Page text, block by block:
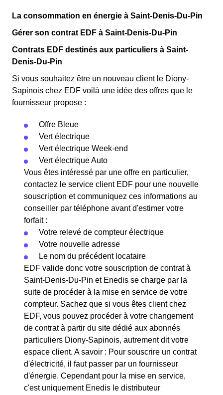
La consommation en énergie à Saint-Denis-Du-Pin
Gérer son contrat EDF à Saint-Denis-Du-Pin
Contrats EDF destinés aux particuliers à Saint-
Denis-Du-Pin
Si vous souhaitez être un nouveau client le Diony-
Sapinois chez EDF voilà une idée des offres que le
fournisseur propose :
Offre Bleue
Vert électrique
Vert électrique Week-end
Vert électrique Auto
Vous êtes intéressé par une offre en particulier,
contactez le service client EDF pour une nouvelle
souscription et communiquez ces informations au
conseiller par téléphone avant d'estimer votre
forfait :
Votre relevé de compteur électrique
Votre nouvelle adresse
Le nom du précédent locataire
EDF valide donc votre souscription de contrat à
Saint-Denis-Du-Pin et Enedis se charge par la
suite de procéder à la mise en service de votre
compteur. Sachez que si vous êtes client chez
EDF, vous pouvez procéder à votre changement
de contrat à partir du site dédié aux abonnés
particuliers Diony-Sapinois, autrement dit votre
espace client. A savoir : Pour souscrire un contrat
d'électricité, il faut passer par un fournisseur
d'énergie. Cependant pour la mise en service,
c'est uniquement Enedis le distributeur